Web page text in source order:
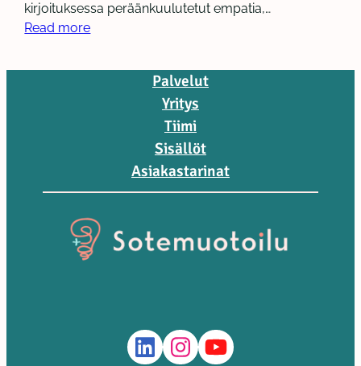
kirjoituksessa peräänkuulutetut empatia,…
Read more
Palvelut
Yritys
Tiimi
Sisällöt
Asiakastarinat
LinkedIn
Instagram
YouTube